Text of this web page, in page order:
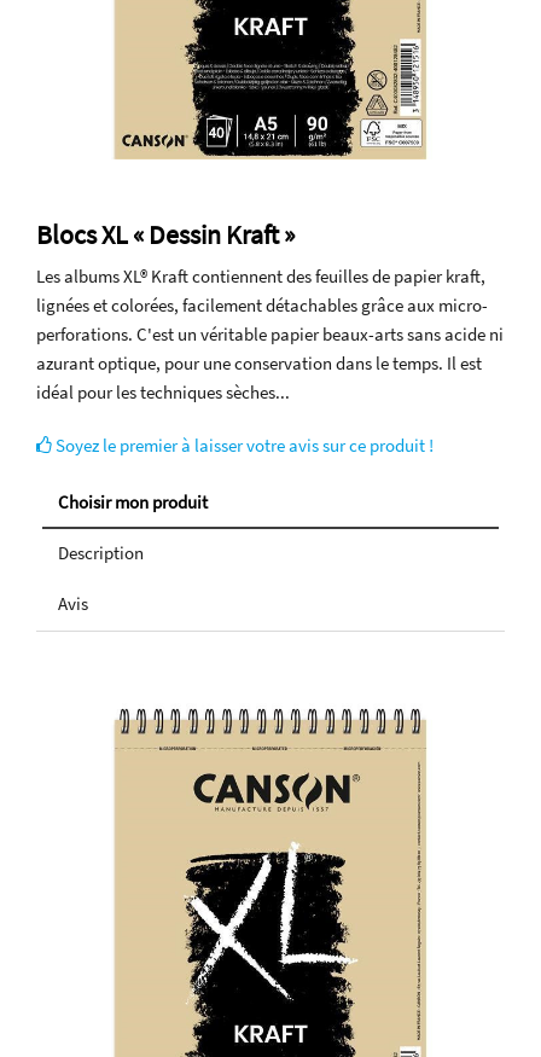
Blocs XL « Dessin Kraft »
Les albums XL® Kraft contiennent des feuilles de papier kraft,
lignées et colorées, facilement détachables grâce aux micro-
perforations. C'est un véritable papier beaux-arts sans acide ni
azurant optique, pour une conservation dans le temps. Il est
idéal pour les techniques sèches...
Soyez le premier à laisser votre avis sur ce produit !
Choisir mon produit
Description
Avis